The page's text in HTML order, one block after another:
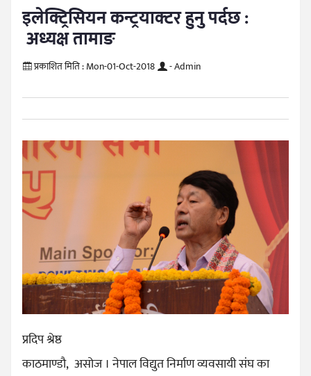
इलेक्ट्रिसियन कन्ट्रयाक्टर हुनु पर्दछ :
अध्यक्ष तामाङ
प्रकाशित मिति :Mon-01-Oct-2018 - Admin
प्रदिप श्रेष्ठ
काठमाण्डौ, असोज । नेपाल विद्युत निर्माण व्यवसायी संघ का